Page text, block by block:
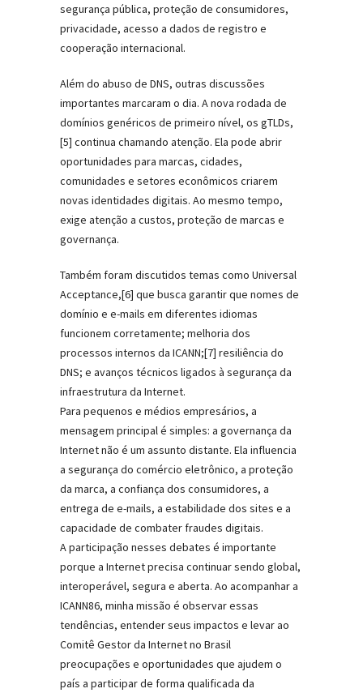
segurança pública, proteção de consumidores,
privacidade, acesso a dados de registro e
cooperação internacional.
Além do abuso de DNS, outras discussões
importantes marcaram o dia. A nova rodada de
domínios genéricos de primeiro nível, os gTLDs,
[5] continua chamando atenção. Ela pode abrir
oportunidades para marcas, cidades,
comunidades e setores econômicos criarem
novas identidades digitais. Ao mesmo tempo,
exige atenção a custos, proteção de marcas e
governança.
Também foram discutidos temas como Universal
Acceptance,[6] que busca garantir que nomes de
domínio e e-mails em diferentes idiomas
funcionem corretamente; melhoria dos
processos internos da ICANN;[7] resiliência do
DNS; e avanços técnicos ligados à segurança da
infraestrutura da Internet.
Para pequenos e médios empresários, a
mensagem principal é simples: a governança da
Internet não é um assunto distante. Ela influencia
a segurança do comércio eletrônico, a proteção
da marca, a confiança dos consumidores, a
entrega de e-mails, a estabilidade dos sites e a
capacidade de combater fraudes digitais.
A participação nesses debates é importante
porque a Internet precisa continuar sendo global,
interoperável, segura e aberta. Ao acompanhar a
ICANN86, minha missão é observar essas
tendências, entender seus impactos e levar ao
Comitê Gestor da Internet no Brasil
preocupações e oportunidades que ajudem o
país a participar de forma qualificada da